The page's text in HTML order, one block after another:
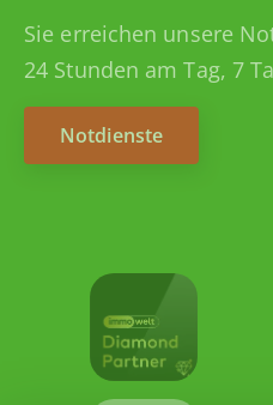
Sie erreichen unsere
24 Stunden am Tag, 7
Notdienste